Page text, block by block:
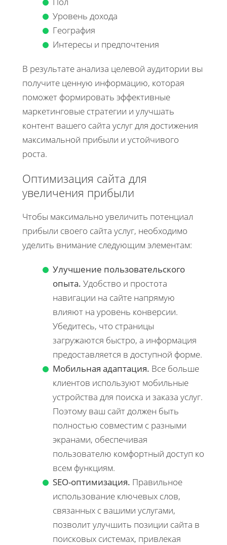
Уровень дохода
География
Интересы и предпочтения
В результате анализа целевой аудитории вы
получите ценную информацию, которая
поможет формировать эффективные
маркетинговые стратегии и улучшать
контент вашего сайта услуг для достижения
максимальной прибыли и устойчивого
роста.
Оптимизация сайта для
увеличения прибыли
Чтобы максимально увеличить потенциал
прибыли своего сайта услуг, необходимо
уделить внимание следующим элементам:
Улучшение пользовательского
опыта. Удобство и простота
навигации на сайте напрямую
влияют на уровень конверсии.
Убедитесь, что страницы
загружаются быстро, а информация
предоставляется в доступной форме.
Мобильная адаптация. Все больше
клиентов используют мобильные
устройства для поиска и заказа услуг.
Поэтому ваш сайт должен быть
полностью совместим с разными
экранами, обеспечивая
пользователю комфортный доступ ко
всем функциям.
SEO-оптимизация. Правильное
использование ключевых слов,
связанных с вашими услугами,
позволит улучшить позиции сайта в
поисковых системах, привлекая